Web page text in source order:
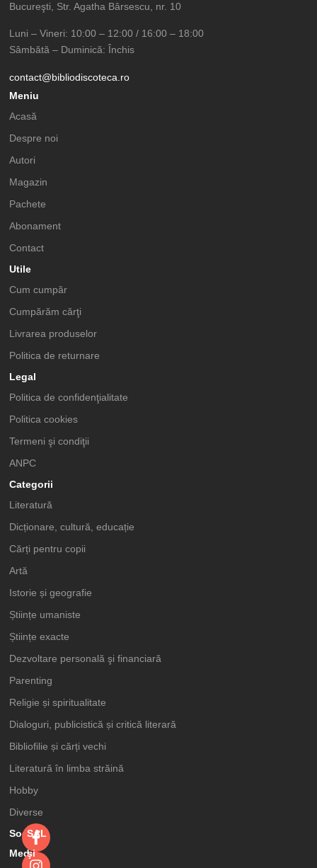
Bucureşti, Str. Agatha Bârsescu, nr. 10
Luni – Vineri: 10:00 – 12:00 / 16:00 – 18:00
Sâmbătă – Duminică: Închis
contact@bibliodiscoteca.ro
Meniu
Acasă
Despre noi
Autori
Magazin
Pachete
Abonament
Contact
Utile
Cum cumpăr
Cumpărăm cărţi
Livrarea produselor
Politica de returnare
Legal
Politica de confidenţialitate
Politica cookies
Termeni şi condiţii
ANPC
Categorii
Literatură
Dicționare, cultură, educație
Cărți pentru copii
Artă
Istorie și geografie
Științe umaniste
Științe exacte
Dezvoltare personală şi financiară
Parenting
Religie și spiritualitate
Dialoguri, publicistică și critică literară
Bibliofilie și cărți vechi
Literatură în limba străină
Hobby
Diverse
Social
Media
SAL
şi